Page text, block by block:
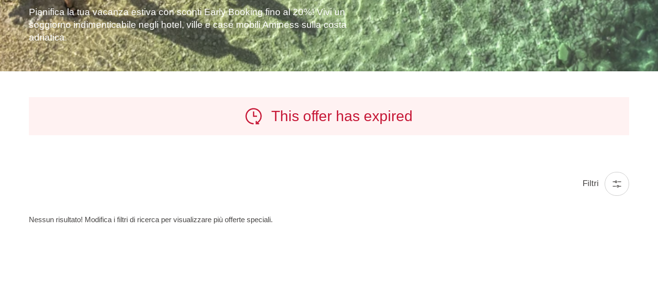
Pianifica la tua vacanza estiva con sconti Early Booking fino al 20%! Vivi un
soggiorno indimenticabile negli hotel, ville e case mobili Aminess sulla costa
adriatica.
This offer has expired
Filtri
Nessun risultato! Modifica i filtri di ricerca per visualizzare più offerte speciali.